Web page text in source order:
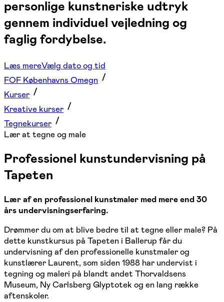
personlige kunstneriske udtryk
gennem individuel vejledning og
faglig fordybelse.
Læs mereVælg dato og tid
FOF Københavns Omegn
Kurser
Kreative kurser
Tegnekurser
Lær at tegne og male
Professionel kunstundervisning på
Tapeten
Lær af en professionel kunstmaler med mere end 30
års undervisningserfaring.
Drømmer du om at blive bedre til at tegne eller male? På
dette kunstkursus på Tapeten i Ballerup får du
undervisning af den professionelle kunstmaler og
kunstlærer Laurent, som siden 1988 har undervist i
tegning og maleri på blandt andet Thorvaldsens
Museum, Ny Carlsberg Glyptotek og en lang række
aftenskoler.